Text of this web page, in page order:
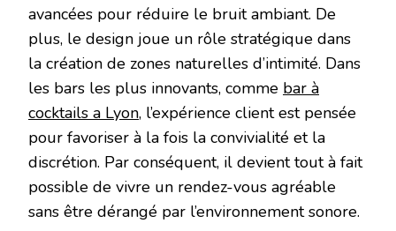
avancées pour réduire le bruit ambiant. De
plus, le design joue un rôle stratégique dans
la création de zones naturelles d’intimité. Dans
les bars les plus innovants, comme bar à
cocktails a Lyon, l’expérience client est pensée
pour favoriser à la fois la convivialité et la
discrétion. Par conséquent, il devient tout à fait
possible de vivre un rendez-vous agréable
sans être dérangé par l’environnement sonore.